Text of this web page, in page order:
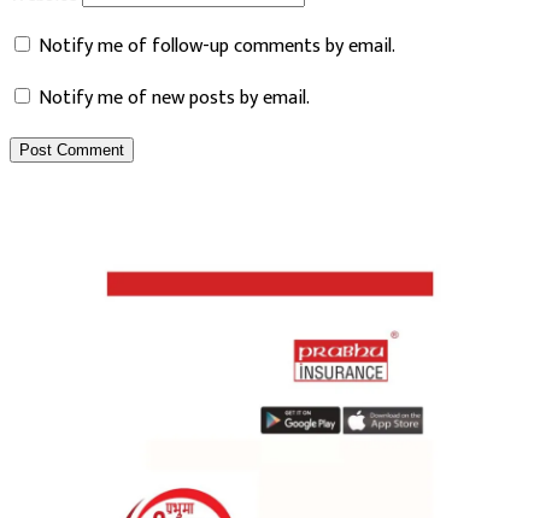
Notify me of follow-up comments by email.
Notify me of new posts by email.